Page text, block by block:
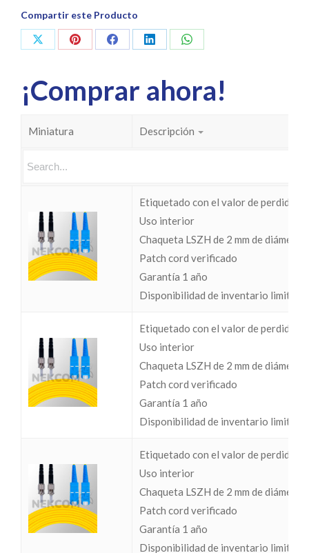
Compartir este Producto
Share
X
Share
Pinterest
Share
Facebook
Share
LinkedIn
Share
WhatsApp
¡Comprar ahora!
Miniatura Descripción
Etiquetado con el valor de perdidas
Uso interior
Chaqueta LSZH de 2 mm de diámetro
Patch cord verificado
Garantía 1 año
Disponibilidad de inventario limitada
Etiquetado con el valor de perdidas
Uso interior
Chaqueta LSZH de 2 mm de diámetro
Patch cord verificado
Garantía 1 año
Disponibilidad de inventario limitada
Etiquetado con el valor de perdidas
Uso interior
Chaqueta LSZH de 2 mm de diámetro
Patch cord verificado
Garantía 1 año
Disponibilidad de inventario limitada